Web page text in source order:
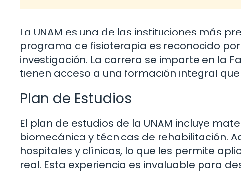
La UNAM es una de las instituciones más
programa de fisioterapia es reconocido
investigación. La carrera se imparte en la
tienen acceso a una formación integral
Plan de Estudios
El plan de estudios de la UNAM incluye
biomecánica y técnicas de rehabilitación.
hospitales y clínicas, lo que les permite
real. Esta experiencia es invaluable para